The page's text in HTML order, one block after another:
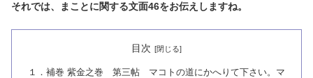
それでは、まことに関する文面46をお伝えしますね。
目次
１．補巻 紫金之巻 第三帖 マコトの道にかへりて下さい。マ